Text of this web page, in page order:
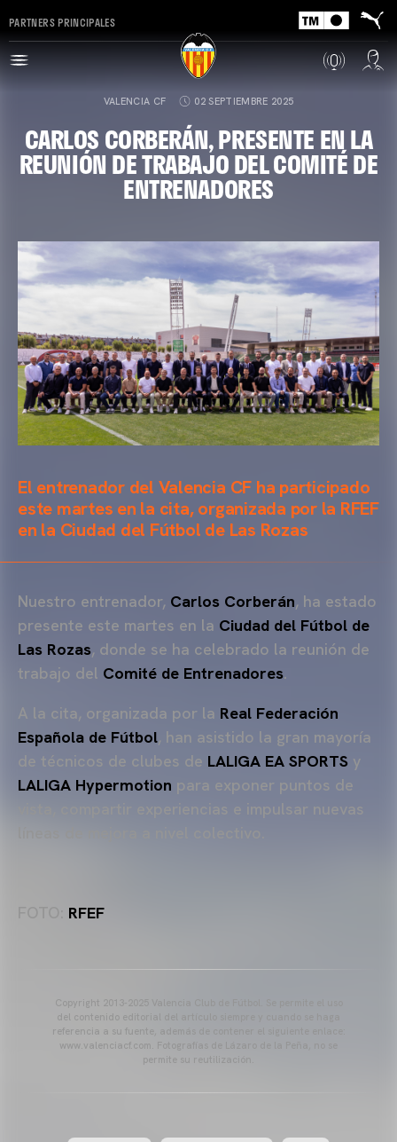
PARTNERS PRINCIPALES
VALENCIA CF 02 SEPTIEMBRE 2025
CARLOS CORBERÁN, PRESENTE EN LA
REUNIÓN DE TRABAJO DEL COMITÉ DE
ENTRENADORES
El entrenador del Valencia CF ha participado
este martes en la cita, organizada por la RFEF
en la Ciudad del Fútbol de Las Rozas
Nuestro entrenador, Carlos Corberán, ha estado
presente este martes en la Ciudad del Fútbol de
Las Rozas, donde se ha celebrado la reunión de
trabajo del Comité de Entrenadores.
A la cita, organizada por la Real Federación
Española de Fútbol, han asistido la gran mayoría
de técnicos de clubes de LALIGA EA SPORTS y
LALIGA Hypermotion para exponer puntos de
vista, compartir experiencias e impulsar nuevas
RFEF
Copyright 2013-2025 Valencia Club de Fútbol. Se permite el uso
del contenido editorial del artículo siempre y cuando se haga
referencia a su fuente, además de contener el siguiente enlace:
www.valenciacf.com. Fotografías de Lázaro de la Peña, no se
permite su reutilización.